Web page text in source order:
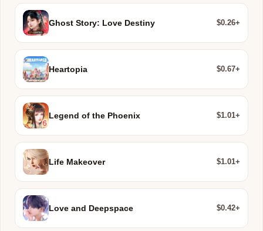
Ghost Story: Love Destiny $0.26+
Heartopia $0.67+
Legend of the Phoenix $1.01+
Life Makeover $1.01+
Love and Deepspace $0.42+